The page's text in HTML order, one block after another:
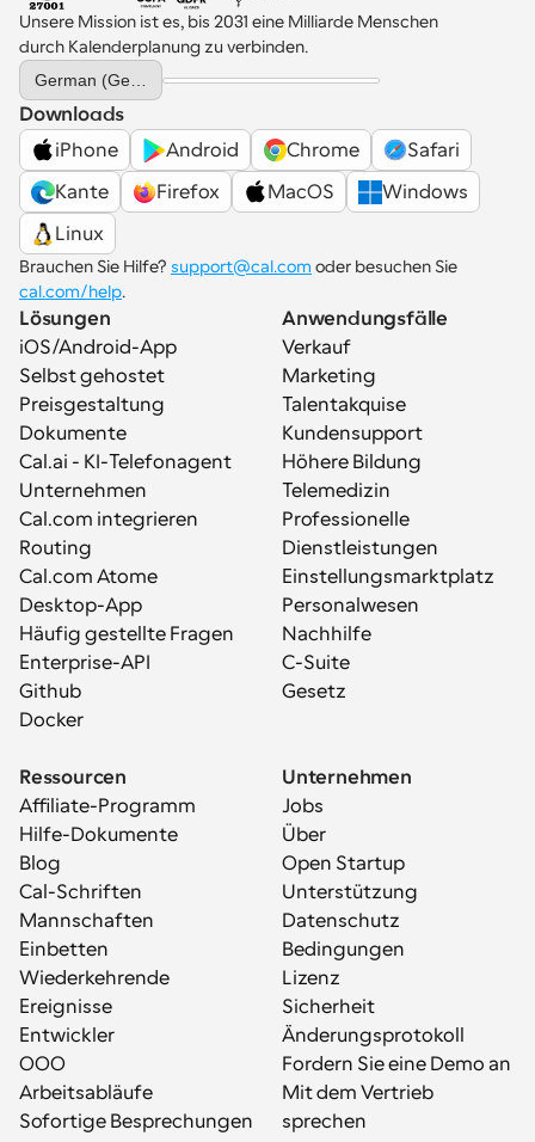
Unsere Mission ist es, bis 2031 eine Milliarde Menschen
durch Kalenderplanung zu verbinden.
Select Language
Downloads
iPhone
Android Chrome
Safari
Kante
Firefox MacOS
Windows
Linux
Brauchen Sie Hilfe? support@cal.com
cal.com/help.
Lösungen
iOS/Android-App
Selbst gehostet
Preisgestaltung
Dokumente
Cal.ai - KI-Telefonagent
Unternehmen
Cal.com integrieren
Routing
Cal.com Atome
Desktop-App
Häufig gestellte Fragen
Enterprise-API
Github
Docker
Anwendungsfälle
Verkauf
Marketing
Talentakquise
Kundensupport
Höhere Bildung
Telemedizin
Professionelle
Dienstleistungen
Einstellungsmarktplatz
Personalwesen
Nachhilfe
C-Suite
Gesetz
Ressourcen
Affiliate-Programm
Hilfe-Dokumente
Blog
Cal-Schriften
Mannschaften
Einbetten
Wiederkehrende
Ereignisse
Entwickler
OOO
Arbeitsabläufe
Sofortige Besprechungen
Unternehmen
Jobs
Über
Open Startup
Unterstützung
Datenschutz
Bedingungen
Lizenz
Sicherheit
Änderungsprotokoll
Fordern Sie eine Demo an
Mit dem Vertrieb
sprechen